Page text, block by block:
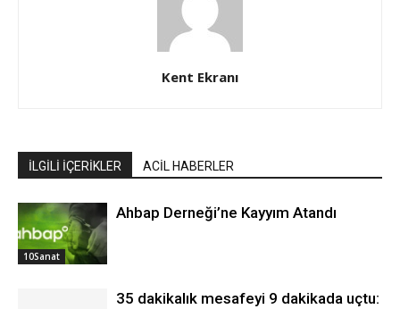
Kent Ekranı
İLGİLİ İÇERİKLER ACİL HABERLER
10Sanat
Ahbap Derneği’ne Kayyım Atandı
35 dakikalık mesafeyi 9 dakikada uçtu: